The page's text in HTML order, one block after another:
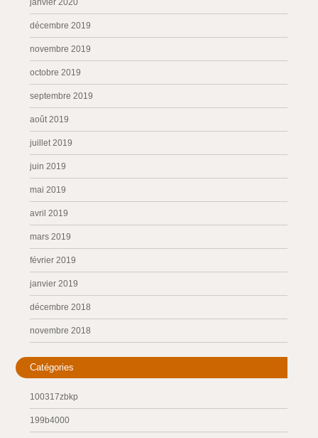
janvier 2020
décembre 2019
novembre 2019
octobre 2019
septembre 2019
août 2019
juillet 2019
juin 2019
mai 2019
avril 2019
mars 2019
février 2019
janvier 2019
décembre 2018
novembre 2018
Catégories
100317zbkp
199b4000